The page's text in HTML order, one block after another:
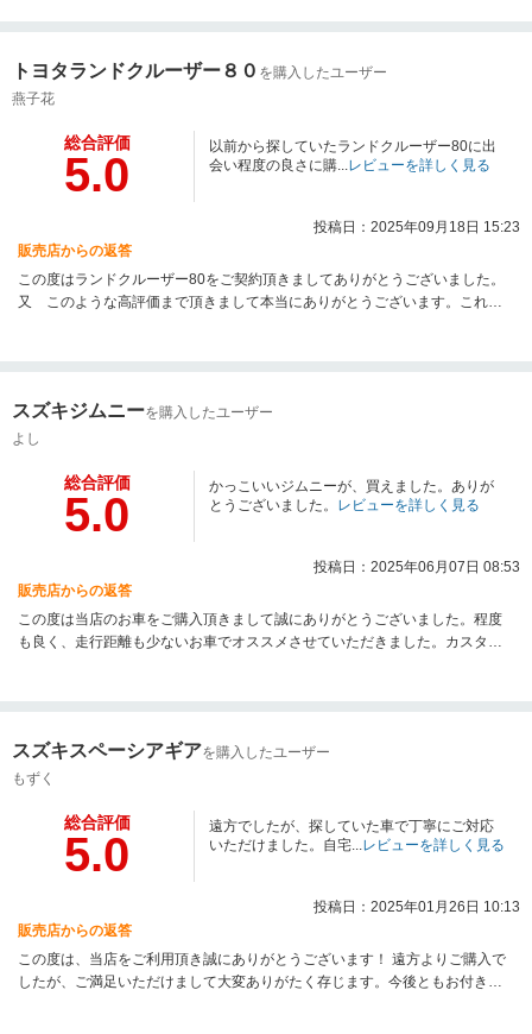
きたく存じます。今後ともアップルをよろしくお願いたします。
トヨタランドクルーザー８０ を購入したユーザー
燕子花
総合評価
5.0
以前から探していたランドクルーザー80に出
会い程度の良さに購...レビューを詳しく見る
投稿日：2025年09月18日 15:23
販売店からの返答
この度はランドクルーザー80をご契約頂きましてありがとうございました。
又 このような高評価まで頂きまして本当にありがとうございます。これか
スズキジムニーを購入したユーザー
よし
総合評価
5.0
かっこいいジムニーが、買えました。ありが
とうございました。 レビューを詳しく見る
投稿日：2025年06月07日 08:53
販売店からの返答
この度は当店のお車をご購入頂きまして誠にありがとうございました。程度
も良く、走行距離も少ないお車でオススメさせていただきました。カスタム
スズキスペーシアギアを購入したユーザー
もずく
総合評価
5.0
遠方でしたが、探していた車で丁寧にご対応
いただけました。自宅...レビューを詳しく見る
投稿日：2025年01月26日 10:13
販売店からの返答
この度は、当店をご利用頂き誠にありがとうございます！ 遠方よりご購入で
したが、ご満足いただけまして大変ありがたく存じます。今後ともお付き合